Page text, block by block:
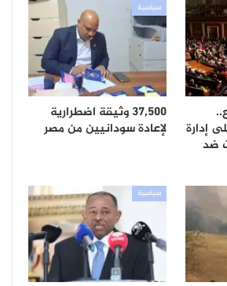
إدارة
ضد
سياسية
37,500 وثيقة اضطرارية
لإعادة سودانيين من مصر
سياسية